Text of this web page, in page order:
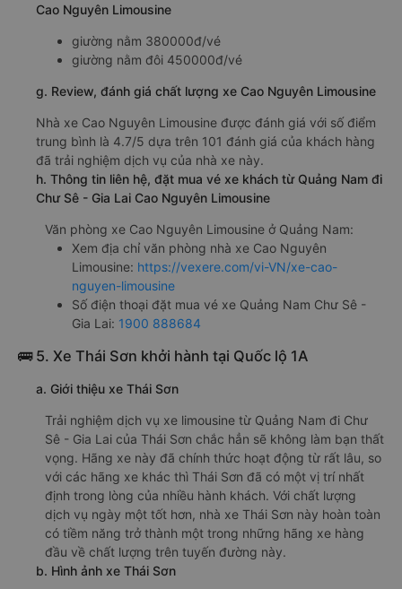
Cao Nguyên Limousine
giường nằm 380000đ/vé
giường nằm đôi 450000đ/vé
g. Review, đánh giá chất lượng xe Cao Nguyên Limousine
Nhà xe Cao Nguyên Limousine được đánh giá với số điểm
trung bình là 4.7/5 dựa trên 101 đánh giá của khách hàng
đã trải nghiệm dịch vụ của nhà xe này.
h. Thông tin liên hệ, đặt mua vé xe khách từ Quảng Nam đi
Chư Sê - Gia Lai Cao Nguyên Limousine
Văn phòng xe Cao Nguyên Limousine ở Quảng Nam:
Xem địa chỉ văn phòng nhà xe Cao Nguyên
Limousine: https://vexere.com/vi-VN/xe-cao-
nguyen-limousine
Số điện thoại đặt mua vé xe Quảng Nam Chư Sê -
Gia Lai: 1900 888684
🚌 5. Xe Thái Sơn khởi hành tại Quốc lộ 1A
a. Giới thiệu xe Thái Sơn
Trải nghiệm dịch vụ xe limousine từ Quảng Nam đi Chư
Sê - Gia Lai của Thái Sơn chắc hẳn sẽ không làm bạn thất
vọng. Hãng xe này đã chính thức hoạt động từ rất lâu, so
với các hãng xe khác thì Thái Sơn đã có một vị trí nhất
định trong lòng của nhiều hành khách. Với chất lượng
dịch vụ ngày một tốt hơn, nhà xe Thái Sơn này hoàn toàn
có tiềm năng trở thành một trong những hãng xe hàng
đầu về chất lượng trên tuyến đường này.
b. Hình ảnh xe Thái Sơn